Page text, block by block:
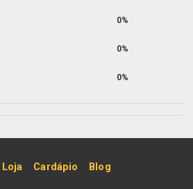
0%
0%
0%
Loja Cardápio Blog